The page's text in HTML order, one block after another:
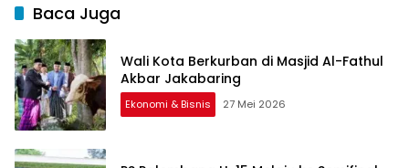
Baca Juga
Wali Kota Berkurban di Masjid Al-Fathul
Akbar Jakabaring
Ekonomi & Bisnis 27 Mei 2026